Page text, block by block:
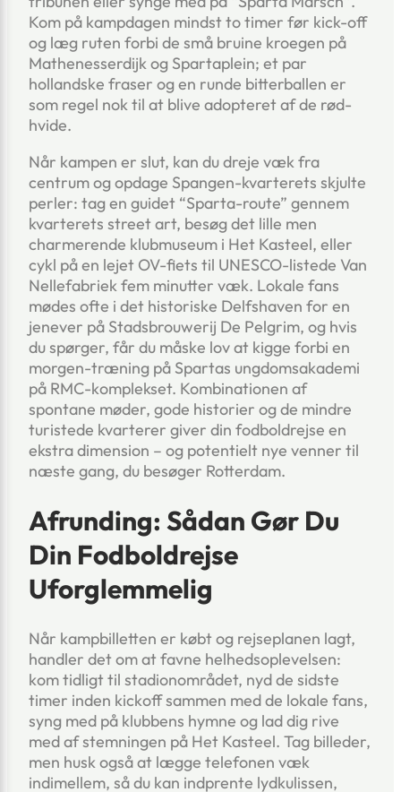
Kom på kampdagen mindst to timer før kick-off
og læg ruten forbi de små bruine kroegen på
Mathenesserdijk og Spartaplein; et par
hollandske fraser og en runde bitterballen er
som regel nok til at blive adopteret af de rød-
hvide.
Når kampen er slut, kan du dreje væk fra
centrum og opdage Spangen-kvarterets skjulte
perler: tag en guidet “Sparta-route” gennem
kvarterets street art, besøg det lille men
charmerende klubmuseum i Het Kasteel, eller
cykl på en lejet OV-fiets til UNESCO-listede Van
Nellefabriek fem minutter væk. Lokale fans
mødes ofte i det historiske Delfshaven for en
jenever på Stadsbrouwerij De Pelgrim, og hvis
du spørger, får du måske lov at kigge forbi en
morgen-træning på Spartas ungdomsakademi
på RMC-komplekset. Kombinationen af
spontane møder, gode historier og de mindre
turistede kvarterer giver din fodboldrejse en
ekstra dimension – og potentielt nye venner til
næste gang, du besøger Rotterdam.
Afrunding: Sådan Gør Du
Din Fodboldrejse
Uforglemmelig
Når kampbilletten er købt og rejseplanen lagt,
handler det om at favne helhedsoplevelsen:
kom tidligt til stadionområdet, nyd de sidste
timer inden kickoff sammen med de lokale fans,
syng med på klubbens hymne og lad dig rive
med af stemningen på Het Kasteel. Tag billeder,
men husk også at lægge telefonen væk
indimellem, så du kan indprente lydkulissen,